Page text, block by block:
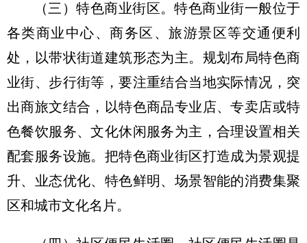
（三）特色商业街区。特色商业街一般位于
各类商业中心、商务区、旅游景区等交通便利
处，以带状街道建筑形态为主。规划布局特色商
业街、步行街等，要注重结合当地实际情况，突
出商旅文结合，以特色商品专业店、专卖店或特
色餐饮服务、文化休闲服务为主，合理设置相关
配套服务设施。把特色商业街区打造成为景观提
升、业态优化、特色鲜明、场景智能的消费集聚
区和城市文化名片。